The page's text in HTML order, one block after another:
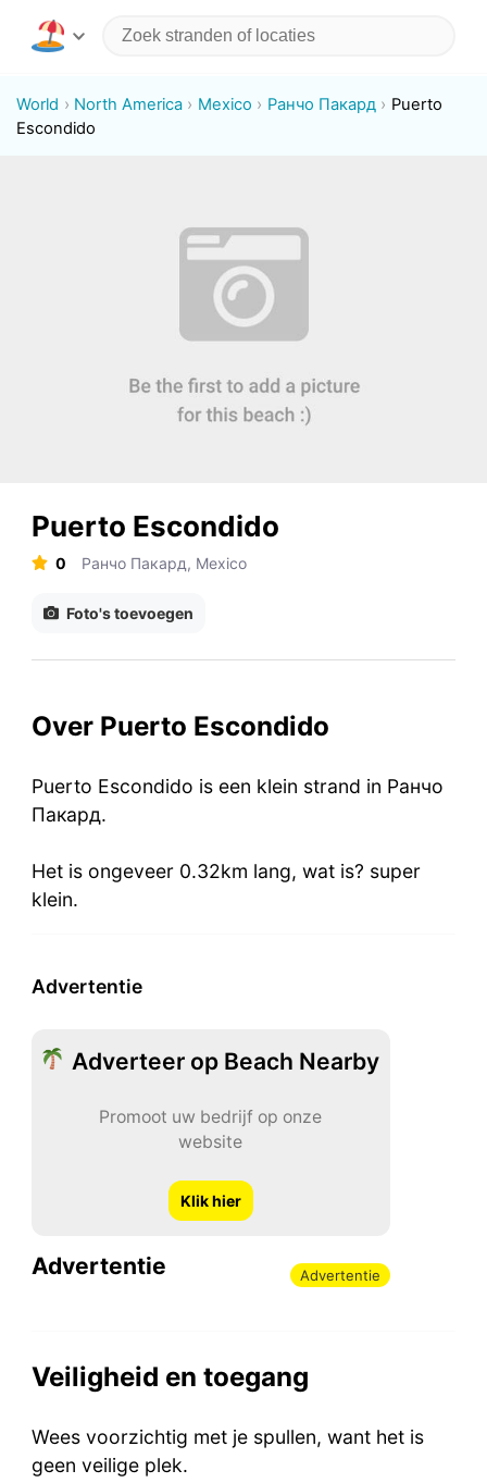
World North America Mexico Ранчо Пакард
Puerto
Escondido
Puerto Escondido
0 Ранчо Пакард, Mexico
Foto's toevoegen
Over Puerto Escondido
Puerto Escondido is een klein strand in Ранчо
Пакард.
Het is ongeveer 0.32km lang, wat is? super
klein.
Advertentie
Adverteer op Beach Nearby
Promoot uw bedrijf op onze
website
Klik hier
Advertentie Advertentie
Veiligheid en toegang
Wees voorzichtig met je spullen, want het is
geen veilige plek.